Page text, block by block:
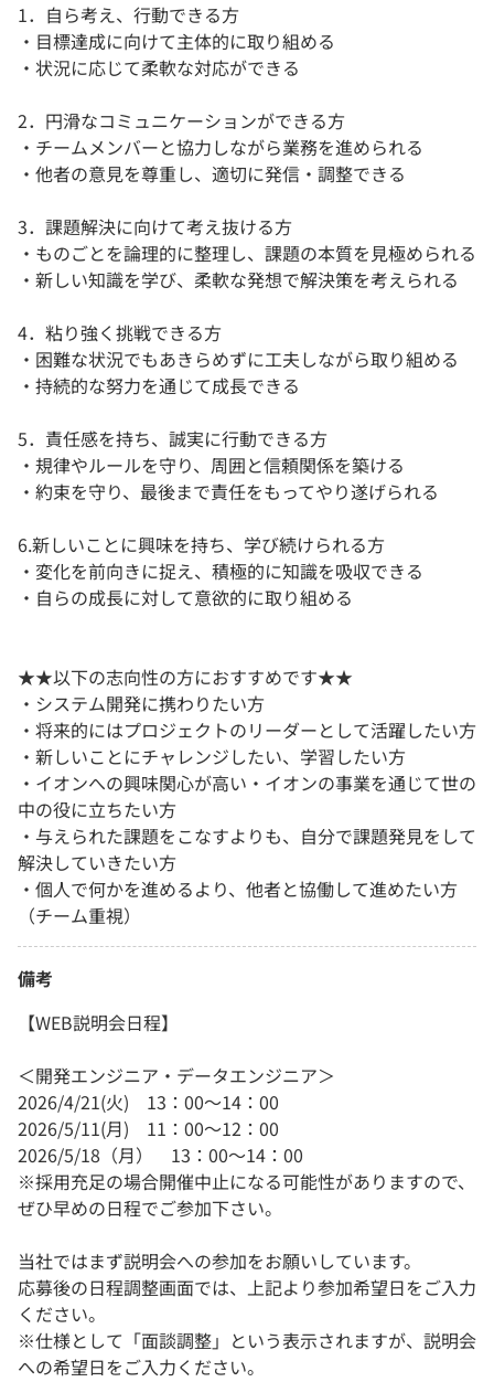
1．自ら考え、行動できる方
・目標達成に向けて主体的に取り組める
・状況に応じて柔軟な対応ができる
2．円滑なコミュニケーションができる方
・チームメンバーと協力しながら業務を進められる
・他者の意見を尊重し、適切に発信・調整できる
3．課題解決に向けて考え抜ける方
・ものごとを論理的に整理し、課題の本質を見極められる
・新しい知識を学び、柔軟な発想で解決策を考えられる
4．粘り強く挑戦できる方
・困難な状況でもあきらめずに工夫しながら取り組める
・持続的な努力を通じて成長できる
5．責任感を持ち、誠実に行動できる方
・規律やルールを守り、周囲と信頼関係を築ける
・約束を守り、最後まで責任をもってやり遂げられる
6.新しいことに興味を持ち、学び続けられる方
・変化を前向きに捉え、積極的に知識を吸収できる
・自らの成長に対して意欲的に取り組める
★★以下の志向性の方におすすめです★★
・システム開発に携わりたい方
・将来的にはプロジェクトのリーダーとして活躍したい方
・新しいことにチャレンジしたい、学習したい方
・イオンへの興味関心が高い・イオンの事業を通じて世の
中の役に立ちたい方
・与えられた課題をこなすよりも、自分で課題発見をして
解決していきたい方
・個人で何かを進めるより、他者と協働して進めたい方
（チーム重視）
備考
【WEB説明会日程】
＜開発エンジニア・データエンジニア＞
2026/4/21(火) 13：00～14：00
2026/5/11(月) 11：00～12：00
2026/5/18（月） 13：00～14：00
※採用充足の場合開催中止になる可能性がありますので、
ぜひ早めの日程でご参加下さい。
当社ではまず説明会への参加をお願いしています。
応募後の日程調整画面では、上記より参加希望日をご入力
ください。
※仕様として「面談調整」という表示されますが、説明会
への希望日をご入力ください。